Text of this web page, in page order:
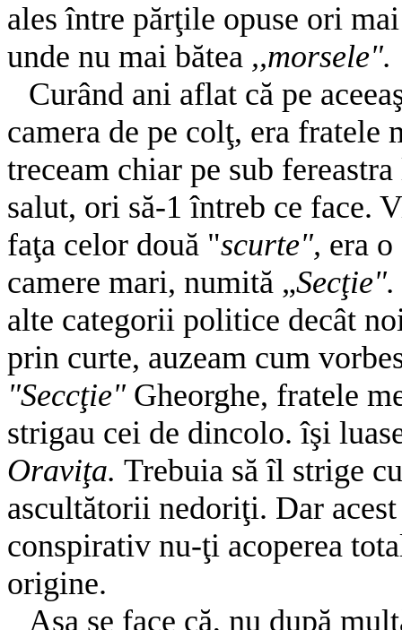
ales între părţile opuse ori
unde nu mai bătea ,,morsele".
Curând ani aflat că pe
camera de pe colţ, era fratele
treceam chiar pe sub
salut, ori să-1 întreb ce face.
faţa celor două "scurte", era
camere mari, numită „Secţie".
alte categorii politice decât
prin curte, auzeam cum
"Seccţie" Gheorghe, fratele
strigau cei de dincolo. îşi
Oraviţa. Trebuia să îl strige
ascultătorii nedoriţi. Dar
conspirativ nu-ţi acoperea
origine.
Aşa se face că, nu după